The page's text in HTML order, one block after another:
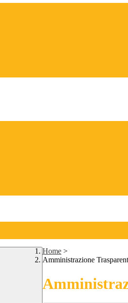
Home >
Amministrazione